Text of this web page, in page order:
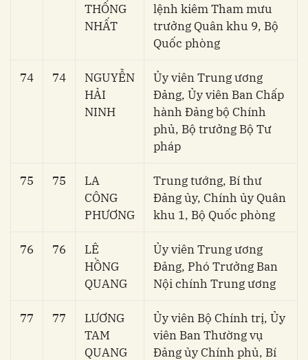
THỐNG
NHẤT
lệnh kiêm Tham mưu
trưởng Quân khu 9, Bộ
Quốc phòng
74 74
NGUYỄN
HẢI
NINH
Ủy viên Trung ương
Đảng, Ủy viên Ban Chấp
hành Đảng bộ Chính
phủ, Bộ trưởng Bộ Tư
pháp
75 75
LA
CÔNG
PHƯƠNG
Trung tướng, Bí thư
Đảng ủy, Chính ủy Quân
khu 1, Bộ Quốc phòng
76 76
LÊ
HỒNG
QUANG
Ủy viên Trung ương
Đảng, Phó Trưởng Ban
Nội chính Trung ương
77 77
LƯƠNG
TAM
QUANG
Ủy viên Bộ Chính trị, Ủy
viên Ban Thường vụ
Đảng ủy Chính phủ, Bí